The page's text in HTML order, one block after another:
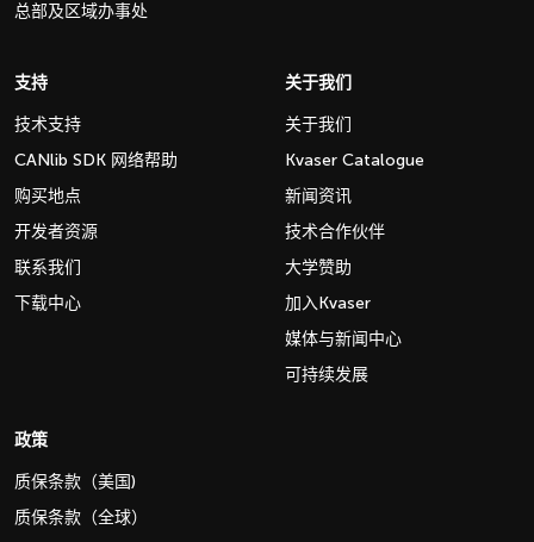
总部及区域办事处
支持
技术支持
CANlib SDK 网络帮助
购买地点
开发者资源
联系我们
下载中心
关于我们
关于我们
Kvaser Catalogue
新闻资讯
技术合作伙伴
大学赞助
加入Kvaser
媒体与新闻中心
可持续发展
政策
质保条款（美国)
质保条款（全球）